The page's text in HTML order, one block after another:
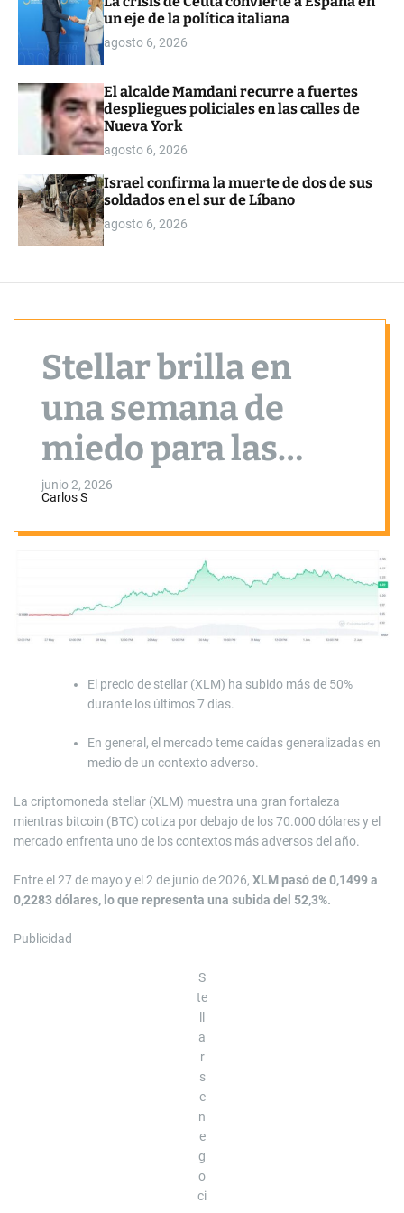
o
r
un eje de la política italiana
agosto 6, 2026
El alcalde Mamdani recurre a fuertes
despliegues policiales en las calles de
Nueva York
agosto 6, 2026
Israel confirma la muerte de dos de sus
soldados en el sur de Líbano
agosto 6, 2026
Stellar brilla en
una semana de
miedo para las
criptomonedas con
bitcoin abajo de
junio 2, 2026
Carlos S
El precio de stellar (XLM) ha subido más de 50%
durante los últimos 7 días.
En general, el mercado teme caídas generalizadas en
medio de un contexto adverso.
La criptomoneda stellar (XLM) muestra una gran fortaleza
mientras bitcoin (BTC) cotiza por debajo de los 70.000 dólares y el
mercado enfrenta uno de los contextos más adversos del año.
Entre el 27 de mayo y el 2 de junio de 2026, XLM pasó de 0,1499 a
0,2283 dólares, lo que representa una subida del 52,3%.
Publicidad
S
te
a
r
s
e
n
e
g
o
ci